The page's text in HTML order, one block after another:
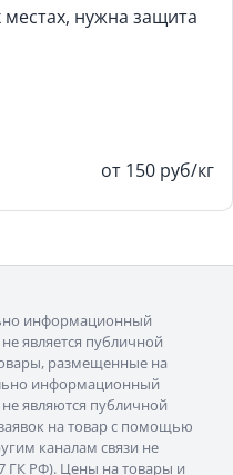
нужна защита
от 150 руб/кг
информационный
является публичной
размещенные на
информационный
являются публичной
на товар с помощью
каналам связи не
ГК РФ). Цены на товары и